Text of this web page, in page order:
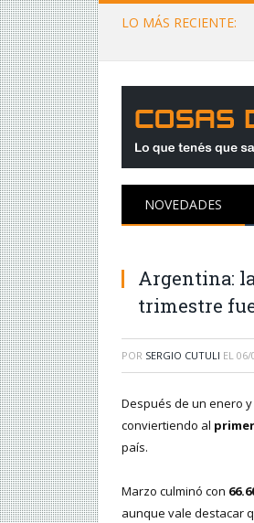
LO MÁS RECIENTE:
NOVEDADES
Argentina:
trimestre
POR SERGIO CUTULI EL 06/
Después de un enero
conviertiendo al
país.
Marzo culminó con
aunque vale destacar